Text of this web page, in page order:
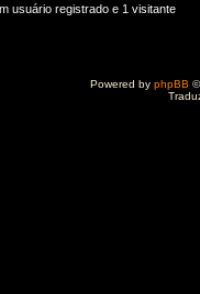
usuário registrado e 1 visitante
Powered by phpBB